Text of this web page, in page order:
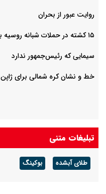
روایت عبور از بحران
۱۵ کشته در حملات شبانه روسیه به اوکراین
سیمایی که رئیس‌جمهور ندارد
خط و نشان کره شمالی برای ژاپن
تبلیغات متنی
طلای آبشده بوکینگ